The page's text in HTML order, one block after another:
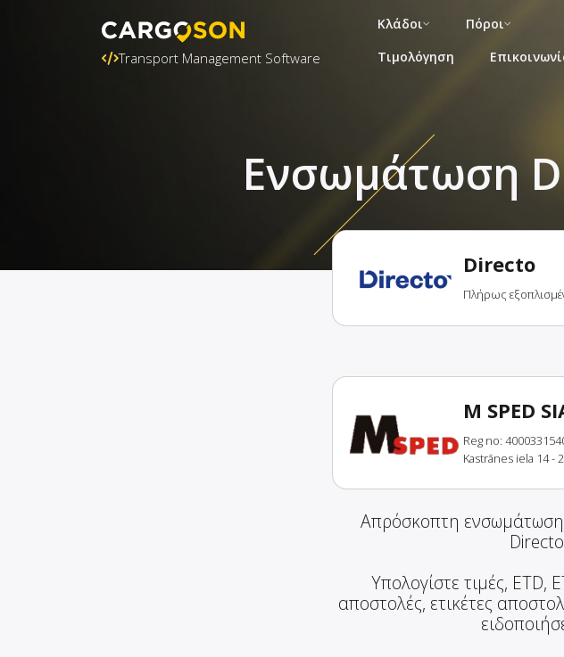
Transport Management Software
Κλάδοι
Πόροι
Τιμολόγηση
Ενσωμάτωση
Directo
Πλήρως
M SPED
Reg no:
Kastrānes iela 14 -
Απρόσκοπτη
Υπολογίστε τιμές,
αποστολές, ετικέτες